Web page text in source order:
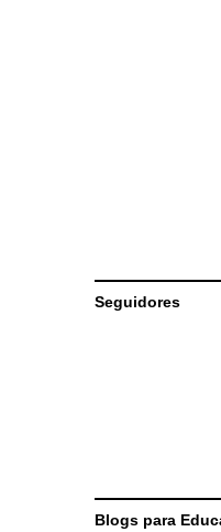
Seguidores
Blogs para